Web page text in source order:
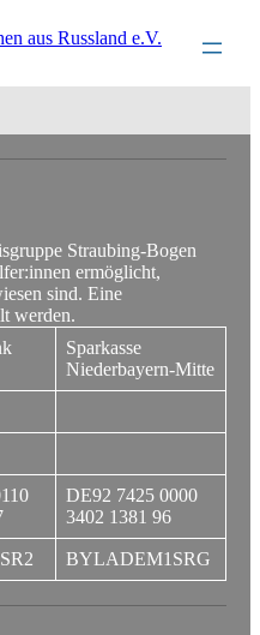
Straubing-Bogen
ermöglicht,
sind. Eine
werden.
Sparkasse
Niederbayern-Mitte
DE92 7425 0000
3402 1381 96
BYLADEM1SRG